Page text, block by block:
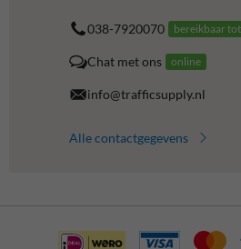
038-7920070 bereikbaar
Chat met ons online
info@trafficsupply.nl
Alle contactgegevens